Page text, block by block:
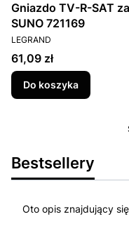
Gniazdo TV-R-SAT
SUNO 721169
PRODUCENT
LEGRAND
Cena
61,09 zł
Do koszyka
Bestsellery
Oto opis znajdujący